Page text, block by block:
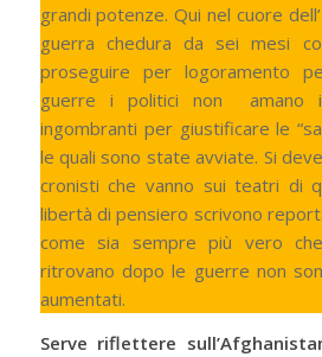
grandi potenze. Qui nel cuore
guerra chedura da sei mesi
proseguire per logoramento
guerre i politici non amano i
ingombranti per giustificare le
le quali sono state avviate. Si
cronisti che vanno sui teatri di
libertà di pensiero scrivono
come sia sempre più vero
ritrovano dopo le guerre non
aumentati.
Serve riflettere